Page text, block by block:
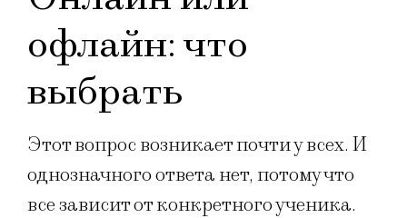
офлайн: что
выбрать
Этот вопрос возникает почти у всех. И
однозначного ответа нет, потому что
все зависит от конкретного ученика.